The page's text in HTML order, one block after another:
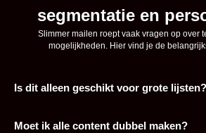
segmentatie en
Slimmer mailen roept vaak vragen op over
mogelijkheden. Hier vind je de
Is dit alleen geschikt voor grote lijsten?
Moet ik alle content dubbel maken?